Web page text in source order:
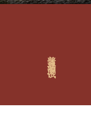
普通话测试